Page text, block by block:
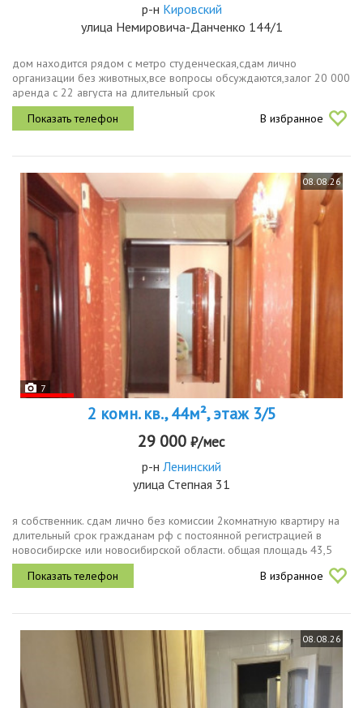
р-н Кировский
улица Немировича-Данченко 144/1
дом находится рядом с метро студенческая,сдам лично
организации без животных,все вопросы обсуждаются,залог 20 000
аренда с 22 августа на длительный срок
В избранное
08.08.26
7
2 комн. кв., 44м², этаж 3/5
29 000 ₽/мес
р-н Ленинский
улица Степная 31
я собственник. сдам лично без комиссии 2комнатную квартиру на
длительный срок гражданам рф с постоянной регистрацией в
новосибирске или новосибирской области. общая площадь 43,5
кв.м, комнаты изолированные по 15 кв.м, кухня 6 кв.м. в наличии...
В избранное
08.08.26